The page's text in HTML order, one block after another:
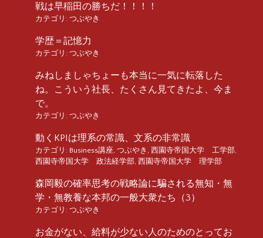
戦は早稲田の勝ちだ！！！！
カテゴリ: つぶやき
学歴＝記憶力
カテゴリ: つぶやき
みねしましゃちょーも本当に一気に転落した
ね。こういう社長、たくさん見てきたよ、今ま
で。
カテゴリ: つぶやき
動くKPIは理系の常識、文系の非常識
カテゴリ: Business講座, つぶやき , 西園寺帝国大学 工学部,
西園寺帝国大学 政法経学部, 西園寺帝国大学 理学部
森岡毅の確率思考の戦略論に騙される無知・無
学・無教養な本邦の一般大衆たち（3）
カテゴリ: つぶやき
お金がない、給料が少ない人のためのとってお